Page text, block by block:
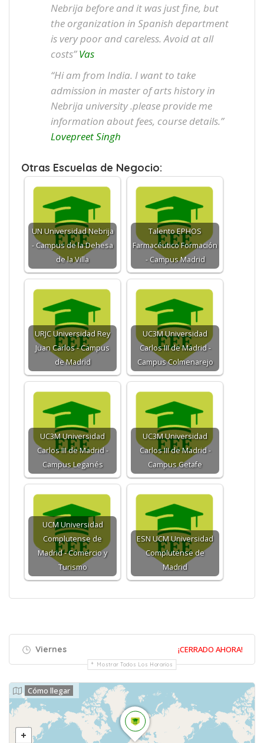
Nebrija before and it was just fine, but
the organization in Spanish department
is very poor and careless. Avoid at all
costs”Vas
“Hi am from India. I want to take
admission in master of arts history in
Nebrija university .please provide me
information about fees, course details.”
Lovepreet Singh
Otras Escuelas de Negocio:
UN Universidad Nebrija
- Campus de la Dehesa
de la Villa
Talento EPHOS
Farmacéutico Formación
- Campus Madrid
URJC Universidad Rey
Juan Carlos - Campus
de Madrid
UC3M Universidad
Carlos III de Madrid -
Campus Colmenarejo
UC3M Universidad
Carlos III de Madrid -
Campus Leganés
UC3M Universidad
Carlos III de Madrid -
Campus Getafe
UCM Universidad
Complutense de
Madrid - Comercio y
Turismo
ESN UCM Universidad
Complutense de
Madrid
Viernes ¡CERRADO AHORA!
Mostrar Todos Los Horarios
Cómo llegar